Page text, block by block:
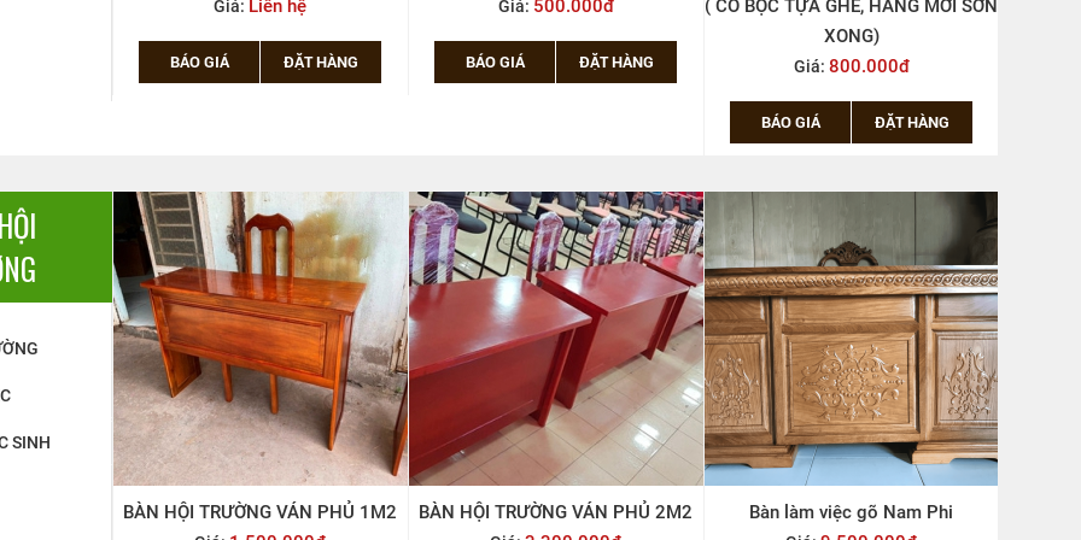
Giá:500.000đ
BÁO GIÁ ĐẶT HÀNG
( CÓ BỌC TỰA GHẾ, HÀNG MỚI SƠN
Giá: 800.000đ
PHI ( hình chụp thật tại xưởng)
1.300.000đ
SINH
BÀN HỘI TRƯỜNG VÁN PHỦ 1M2 BÀN HỘI TRƯỜNG VÁN PHỦ 2M2 Bàn làm việc gõ Nam Phi